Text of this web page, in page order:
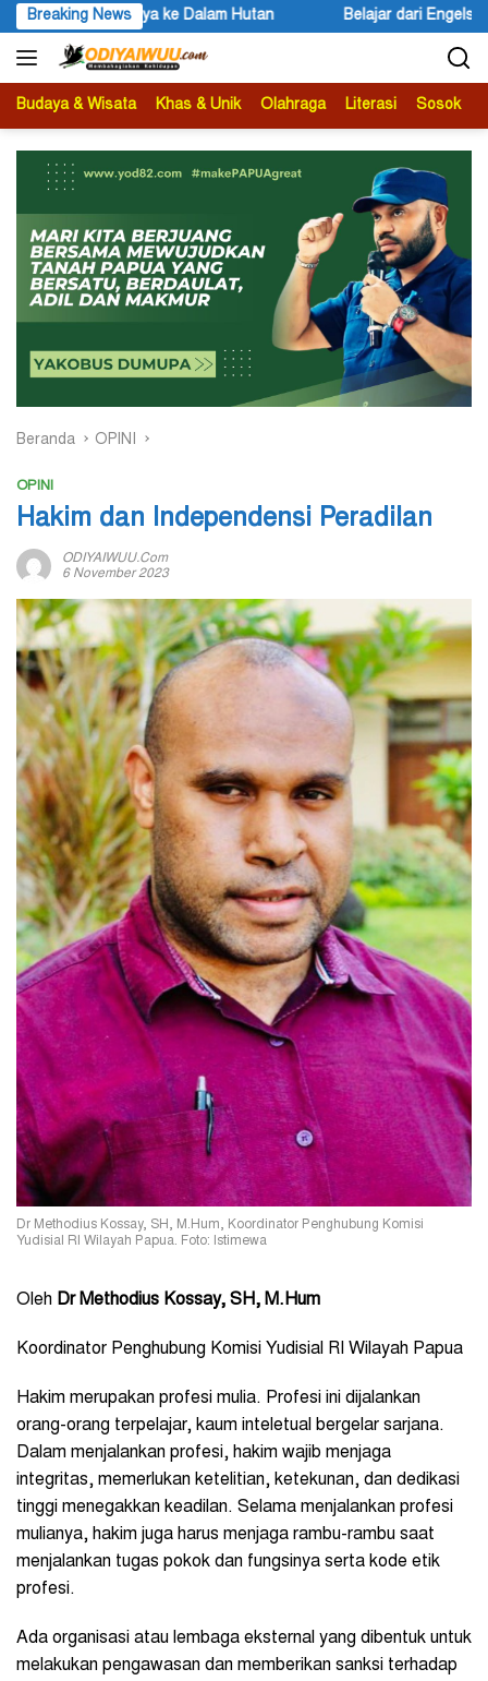
Langsung
ke
konten
Breaking News
ke Dalam Hutan Belajar dari Engels untuk Karl Marx
Budaya & Wisata Khas & Unik Olahraga Literasi Sosok
Beranda OPINI
OPINI
Hakim dan Independensi Peradilan
ODIYAIWUU.com
6 November 2023
Dr Methodius Kossay, SH, M.Hum, Koordinator Penghubung Komisi
Yudisial RI Wilayah Papua. Foto: Istimewa
Oleh Dr Methodius Kossay, SH, M.Hum
Koordinator Penghubung Komisi Yudisial RI Wilayah Papua
Hakim merupakan profesi mulia. Profesi ini dijalankan
orang-orang terpelajar, kaum inteletual bergelar sarjana.
Dalam menjalankan profesi, hakim wajib menjaga
integritas, memerlukan ketelitian, ketekunan, dan dedikasi
tinggi menegakkan keadilan. Selama menjalankan profesi
mulianya, hakim juga harus menjaga rambu-rambu saat
menjalankan tugas pokok dan fungsinya serta kode etik
profesi.
Ada organisasi atau lembaga eksternal yang dibentuk untuk
melakukan pengawasan dan memberikan sanksi terhadap